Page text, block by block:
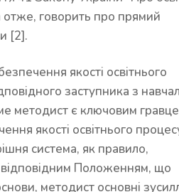
отже, говорить про прямий
[2].
якості освітнього
заступника з
методист є ключовим
якості освітнього
система, як правило,
відповідним Положенням, що
методист основні